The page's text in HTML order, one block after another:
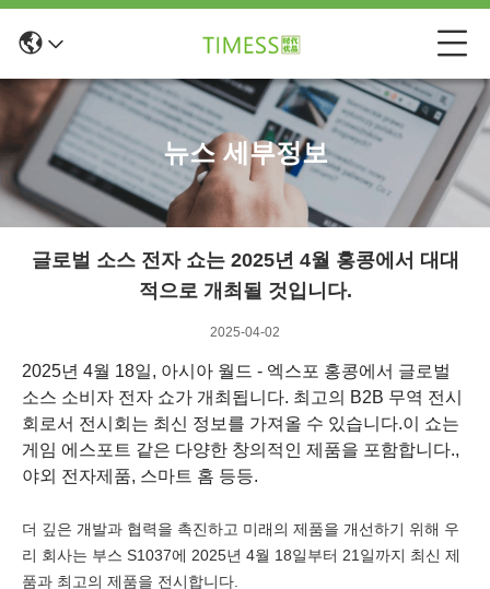
뉴스 세부정보
글로벌 소스 전자 쇼는 2025년 4월 홍콩에서 대대
적으로 개최될 것입니다.
2025-04-02
2025년 4월 18일, 아시아 월드 - 엑스포 홍콩에서 글로벌
소스 소비자 전자 쇼가 개최됩니다. 최고의 B2B 무역 전시
회로서 전시회는 최신 정보를 가져올 수 있습니다.이 쇼는
게임 에스포트 같은 다양한 창의적인 제품을 포함합니다.,
야외 전자제품, 스마트 홈 등등.
더 깊은 개발과 협력을 촉진하고 미래의 제품을 개선하기 위해 우
리 회사는 부스 S1037에 2025년 4월 18일부터 21일까지 최신 제
품과 최고의 제품을 전시합니다.